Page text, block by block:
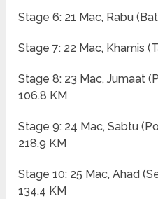
Stage 6: 21 Mac, Rabu
Stage 7: 22 Mac, Khamis
Stage 8: 23 Mac, Jumaat
106.8 KM
Stage 9: 24 Mac, Sabtu
218.9 KM
Stage 10: 25 Mac, Ahad
134.4 KM